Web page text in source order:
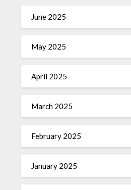
June 2025
May 2025
April 2025
March 2025
February 2025
January 2025